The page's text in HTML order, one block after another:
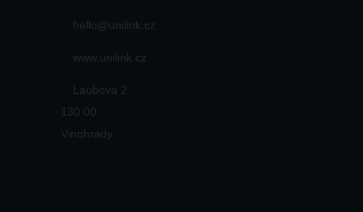
hello@unilink.cz
www.unilink.cz
Laubova 2
130 00
Vinohrady